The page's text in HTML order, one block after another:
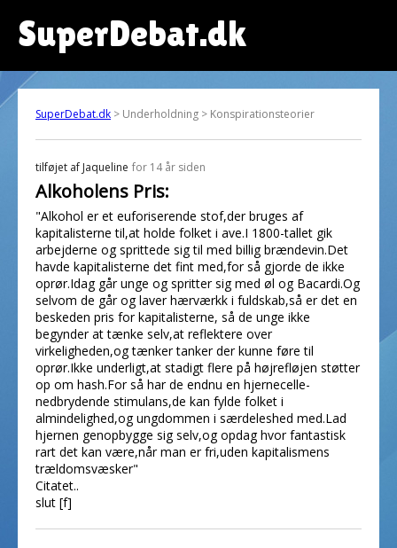
SuperDebat.dk
SuperDebat.dk > Underholdning > Konspirationsteorier
tilføjet af Jaqueline for 14 år siden
Alkoholens Pris:
"Alkohol er et euforiserende stof,der bruges af
kapitalisterne til,at holde folket i ave.I 1800-tallet gik
arbejderne og sprittede sig til med billig brændevin.Det
havde kapitalisterne det fint med,for så gjorde de ikke
oprør.Idag går unge og spritter sig med øl og Bacardi.Og
selvom de går og laver hærværkk i fuldskab,så er det en
beskeden pris for kapitalisterne, så de unge ikke
begynder at tænke selv,at reflektere over
virkeligheden,og tænker tanker der kunne føre til
oprør.Ikke underligt,at stadigt flere på højrefløjen støtter
op om hash.For så har de endnu en hjernecelle-
nedbrydende stimulans,de kan fylde folket i
almindelighed,og ungdommen i særdeleshed med.Lad
hjernen genopbygge sig selv,og opdag hvor fantastisk
rart det kan være,når man er fri,uden kapitalismens
trældomsvæsker"
Citatet..
slut [f]